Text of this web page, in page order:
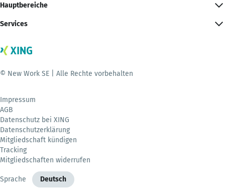
Hauptbereiche
Services
© New Work SE | Alle Rechte vorbehalten
Impressum
AGB
Datenschutz bei XING
Datenschutzerklärung
Mitgliedschaft kündigen
Tracking
Mitgliedschaften widerrufen
Sprache Deutsch